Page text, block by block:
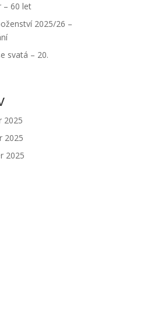
– 60 let
2025/26 –
svatá – 20.
2025
2025
2025